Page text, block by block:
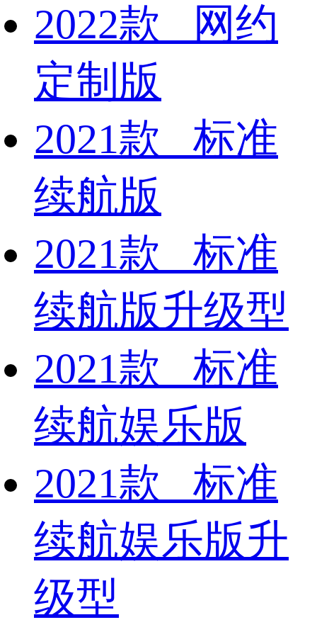
2022款 网约
定制版
2021款 标准
续航版
2021款 标准
续航版升级型
2021款 标准
续航娱乐版
2021款 标准
续航娱乐版升
级型